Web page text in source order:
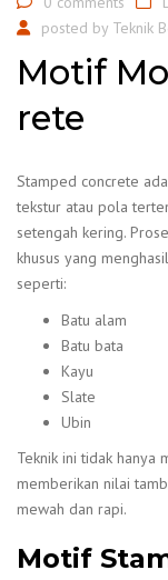
posted by Teknik
Motif
rete
Stamped concrete
tekstur atau pola
setengah kering.
khusus yang
seperti:
Batu alam
Batu bata
Kayu
Slate
Ubin
Teknik ini tidak hanya
memberikan nilai
mewah dan rapi.
Motif